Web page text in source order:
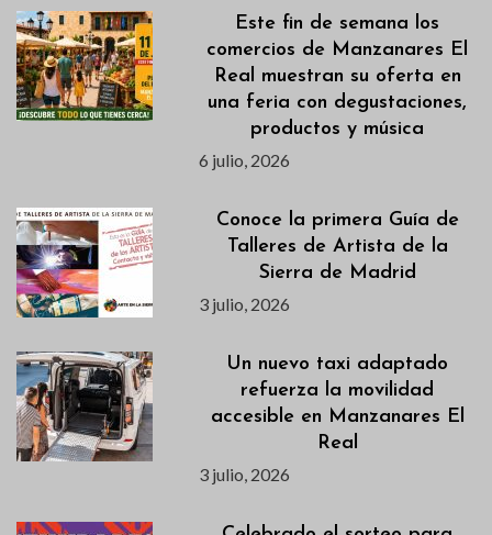
Este fin de semana los
comercios de Manzanares El
Real muestran su oferta en
una feria con degustaciones,
productos y música
6 julio, 2026
Conoce la primera Guía de
Talleres de Artista de la
Sierra de Madrid
3 julio, 2026
Un nuevo taxi adaptado
refuerza la movilidad
accesible en Manzanares El
Real
3 julio, 2026